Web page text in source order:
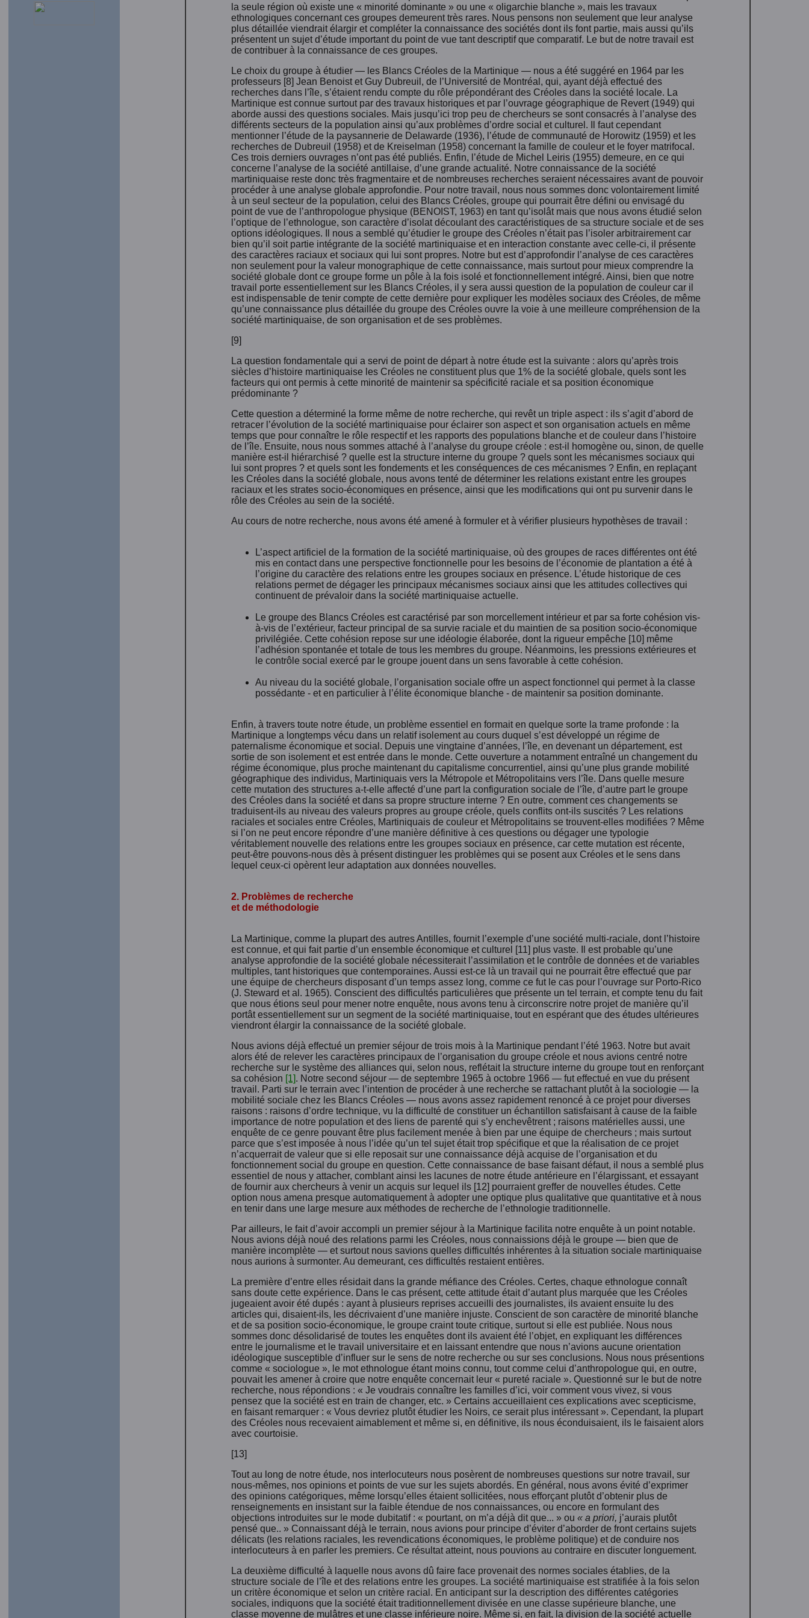
la seule région où existe une « minorité dominante » ou une « oligarchie blanche », mais les travaux
ethnologiques concernant ces groupes demeurent très rares. Nous pensons non seulement que leur analyse
plus détaillée viendrait élargir et compléter la connaissance des sociétés dont ils font partie, mais aussi qu’ils
présentent un sujet d’étude important du point de vue tant descriptif que comparatif. Le but de notre travail est
de contribuer à la connaissance de ces groupes.
Le choix du groupe à étudier — les Blancs Créoles de la Martinique — nous a été suggéré en 1964 par les
professeurs [8] Jean Benoist et Guy Dubreuil, de l’Université de Montréal, qui, ayant déjà effectué des
recherches dans l’île, s’étaient rendu compte du rôle prépondérant des Créoles dans la société locale. La
Martinique est connue surtout par des travaux historiques et par l’ouvrage géographique de Revert (1949) qui
aborde aussi des questions sociales. Mais jusqu’ici trop peu de chercheurs se sont consacrés à l’analyse des
différents secteurs de la population ainsi qu’aux problèmes d’ordre social et culturel. Il faut cependant
mentionner l’étude de la paysannerie de Delawarde (1936), l’étude de communauté de Horowitz (1959) et les
recherches de Dubreuil (1958) et de Kreiselman (1958) concernant la famille de couleur et le foyer matrifocal.
Ces trois derniers ouvrages n’ont pas été publiés. Enfin, l’étude de Michel Leiris (1955) demeure, en ce qui
concerne l’analyse de la société antillaise, d’une grande actualité. Notre connaissance de la société
martiniquaise reste donc très fragmentaire et de nombreuses recherches seraient nécessaires avant de pouvoir
procéder à une analyse globale approfondie. Pour notre travail, nous nous sommes donc volontairement limité
à un seul secteur de la population, celui des Blancs Créoles, groupe qui pourrait être défini ou envisagé du
point de vue de l’anthropologue physique (BENOIST, 1963) en tant qu’isolât mais que nous avons étudié selon
l’optique de l’ethnologue, son caractère d’isolat découlant des caractéristiques de sa structure sociale et de ses
options idéologiques. Il nous a semblé qu’étudier le groupe des Créoles n’était pas l’isoler arbitrairement car
bien qu’il soit partie intégrante de la société martiniquaise et en interaction constante avec celle-ci, il présente
des caractères raciaux et sociaux qui lui sont propres. Notre but est d’approfondir l’analyse de ces caractères
non seulement pour la valeur monographique de cette connaissance, mais surtout pour mieux comprendre la
société globale dont ce groupe forme un pôle à la fois isolé et fonctionnellement intégré. Ainsi, bien que notre
travail porte essentiellement sur les Blancs Créoles, il y sera aussi question de la population de couleur car il
est indispensable de tenir compte de cette dernière pour expliquer les modèles sociaux des Créoles, de même
qu’une connaissance plus détaillée du groupe des Créoles ouvre la voie à une meilleure compréhension de la
société martiniquaise, de son organisation et de ses problèmes.
[9]
La question fondamentale qui a servi de point de départ à notre étude est la suivante : alors qu’après trois
siècles d’histoire martiniquaise les Créoles ne constituent plus que 1% de la société globale, quels sont les
facteurs qui ont permis à cette minorité de maintenir sa spécificité raciale et sa position économique
prédominante ?
Cette question a déterminé la forme même de notre recherche, qui revêt un triple aspect : ils s’agit d’abord de
retracer l’évolution de la société martiniquaise pour éclairer son aspect et son organisation actuels en même
temps que pour connaître le rôle respectif et les rapports des populations blanche et de couleur dans l’histoire
de l’île. Ensuite, nous nous sommes attaché à l’analyse du groupe créole : est-il homogène ou, sinon, de quelle
manière est-il hiérarchisé ? quelle est la structure interne du groupe ? quels sont les mécanismes sociaux qui
lui sont propres ? et quels sont les fondements et les conséquences de ces mécanismes ? Enfin, en replaçant
les Créoles dans la société globale, nous avons tenté de déterminer les relations existant entre les groupes
raciaux et les strates socio-économiques en présence, ainsi que les modifications qui ont pu survenir dans le
rôle des Créoles au sein de la société.
Au cours de notre recherche, nous avons été amené à formuler et à vérifier plusieurs hypothèses de travail :
L’aspect artificiel de la formation de la société martiniquaise, où des groupes de races différentes ont été
mis en contact dans une perspective fonctionnelle pour les besoins de l’économie de plantation a été à
l’origine du caractère des relations entre les groupes sociaux en présence. L’étude historique de ces
relations permet de dégager les principaux mécanismes sociaux ainsi que les attitudes collectives qui
continuent de prévaloir dans la société martiniquaise actuelle.
Le groupe des Blancs Créoles est caractérisé par son morcellement intérieur et par sa forte cohésion vis-
à-vis de l’extérieur, facteur principal de sa survie raciale et du maintien de sa position socio-économique
privilégiée. Cette cohésion repose sur une idéologie élaborée, dont la rigueur empêche [10] même
l’adhésion spontanée et totale de tous les membres du groupe. Néanmoins, les pressions extérieures et
le contrôle social exercé par le groupe jouent dans un sens favorable à cette cohésion.
Au niveau du la société globale, l’organisation sociale offre un aspect fonctionnel qui permet à la classe
possédante - et en particulier à l’élite économique blanche - de maintenir sa position dominante.
Enfin, à travers toute notre étude, un problème essentiel en formait en quelque sorte la trame profonde : la
Martinique a longtemps vécu dans un relatif isolement au cours duquel s’est développé un régime de
paternalisme économique et social. Depuis une vingtaine d’années, l’île, en devenant un département, est
sortie de son isolement et est entrée dans le monde. Cette ouverture a notamment entraîné un changement du
régime économique, plus proche maintenant du capitalisme concurrentiel, ainsi qu’une plus grande mobilité
géographique des individus, Martiniquais vers la Métropole et Métropolitains vers l’île. Dans quelle mesure
cette mutation des structures a-t-elle affecté d’une part la configuration sociale de l’île, d’autre part le groupe
des Créoles dans la société et dans sa propre structure interne ? En outre, comment ces changements se
traduisent-ils au niveau des valeurs propres au groupe créole, quels conflits ont-ils suscités ? Les relations
raciales et sociales entre Créoles, Martiniquais de couleur et Métropolitains se trouvent-elles modifiées ? Même
si l’on ne peut encore répondre d’une manière définitive à ces questions ou dégager une typologie
véritablement nouvelle des relations entre les groupes sociaux en présence, car cette mutation est récente,
peut-être pouvons-nous dès à présent distinguer les problèmes qui se posent aux Créoles et le sens dans
lequel ceux-ci opèrent leur adaptation aux données nouvelles.
2. Problèmes de recherche
et de méthodologie
La Martinique, comme la plupart des autres Antilles, fournit l’exemple d’une société multi-raciale, dont l’histoire
est connue, et qui fait partie d’un ensemble économique et culturel [11] plus vaste. Il est probable qu’une
analyse approfondie de la société globale nécessiterait l’assimilation et le contrôle de données et de variables
multiples, tant historiques que contemporaines. Aussi est-ce là un travail qui ne pourrait être effectué que par
une équipe de chercheurs disposant d’un temps assez long, comme ce fut le cas pour l’ouvrage sur Porto-Rico
(J. Steward et al. 1965). Conscient des difficultés particulières que présente un tel terrain, et compte tenu du fait
que nous étions seul pour mener notre enquête, nous avons tenu à circonscrire notre projet de manière qu’il
portât essentiellement sur un segment de la société martiniquaise, tout en espérant que des études ultérieures
viendront élargir la connaissance de la société globale.
Nous avions déjà effectué un premier séjour de trois mois à la Martinique pendant l’été 1963. Notre but avait
alors été de relever les caractères principaux de l’organisation du groupe créole et nous avions centré notre
recherche sur le système des alliances qui, selon nous, reflétait la structure interne du groupe tout en renforçant
sa cohésion [1]. Notre second séjour — de septembre 1965 à octobre 1966 — fut effectué en vue du présent
travail. Parti sur le terrain avec l’intention de procéder à une recherche se rattachant plutôt à la sociologie — la
mobilité sociale chez les Blancs Créoles — nous avons assez rapidement renoncé à ce projet pour diverses
raisons : raisons d’ordre technique, vu la difficulté de constituer un échantillon satisfaisant à cause de la faible
importance de notre population et des liens de parenté qui s’y enchevêtrent ; raisons matérielles aussi, une
enquête de ce genre pouvant être plus facilement menée à bien par une équipe de chercheurs ; mais surtout
parce que s’est imposée à nous l’idée qu’un tel sujet était trop spécifique et que la réalisation de ce projet
n’acquerrait de valeur que si elle reposait sur une connaissance déjà acquise de l’organisation et du
fonctionnement social du groupe en question. Cette connaissance de base faisant défaut, il nous a semblé plus
essentiel de nous y attacher, comblant ainsi les lacunes de notre étude antérieure en l’élargissant, et essayant
de fournir aux chercheurs à venir un acquis sur lequel ils [12] pourraient greffer de nouvelles études. Cette
option nous amena presque automatiquement à adopter une optique plus qualitative que quantitative et à nous
en tenir dans une large mesure aux méthodes de recherche de l’ethnologie traditionnelle.
Par ailleurs, le fait d’avoir accompli un premier séjour à la Martinique facilita notre enquête à un point notable.
Nous avions déjà noué des relations parmi les Créoles, nous connaissions déjà le groupe — bien que de
manière incomplète — et surtout nous savions quelles difficultés inhérentes à la situation sociale martiniquaise
nous aurions à surmonter. Au demeurant, ces difficultés restaient entières.
La première d’entre elles résidait dans la grande méfiance des Créoles. Certes, chaque ethnologue connaît
sans doute cette expérience. Dans le cas présent, cette attitude était d’autant plus marquée que les Créoles
jugeaient avoir été dupés : ayant à plusieurs reprises accueilli des journalistes, ils avaient ensuite lu des
articles qui, disaient-ils, les décrivaient d’une manière injuste. Conscient de son caractère de minorité blanche
et de sa position socio-économique, le groupe craint toute critique, surtout si elle est publiée. Nous nous
sommes donc désolidarisé de toutes les enquêtes dont ils avaient été l’objet, en expliquant les différences
entre le journalisme et le travail universitaire et en laissant entendre que nous n’avions aucune orientation
idéologique susceptible d’influer sur le sens de notre recherche ou sur ses conclusions. Nous nous présentions
comme « sociologue », le mot ethnologue étant moins connu, tout comme celui d’anthropologue qui, en outre,
pouvait les amener à croire que notre enquête concernait leur « pureté raciale ». Questionné sur le but de notre
recherche, nous répondions : « Je voudrais connaître les familles d’ici, voir comment vous vivez, si vous
pensez que la société est en train de changer, etc. » Certains accueillaient ces explications avec scepticisme,
en faisant remarquer : « Vous devriez plutôt étudier les Noirs, ce serait plus intéressant ». Cependant, la plupart
des Créoles nous recevaient aimablement et même si, en définitive, ils nous éconduisaient, ils le faisaient alors
avec courtoisie.
[13]
Tout au long de notre étude, nos interlocuteurs nous posèrent de nombreuses questions sur notre travail, sur
nous-mêmes, nos opinions et points de vue sur les sujets abordés. En général, nous avons évité d’exprimer
des opinions catégoriques, même lorsqu’elles étaient sollicitées, nous efforçant plutôt d’obtenir plus de
renseignements en insistant sur la faible étendue de nos connaissances, ou encore en formulant des
objections introduites sur le mode dubitatif : « pourtant, on m’a déjà dit que... » ou « a priori, j’aurais plutôt
pensé que.. » Connaissant déjà le terrain, nous avions pour principe d’éviter d’aborder de front certains sujets
délicats (les relations raciales, les revendications économiques, le problème politique) et de conduire nos
interlocuteurs à en parler les premiers. Ce résultat atteint, nous pouvions au contraire en discuter longuement.
La deuxième difficulté à laquelle nous avons dû faire face provenait des normes sociales établies, de la
structure sociale de l’île et des relations entre les groupes. La société martiniquaise est stratifiée à la fois selon
un critère économique et selon un critère racial. En anticipant sur la description des différentes catégories
sociales, indiquons que la société était traditionnellement divisée en une classe supérieure blanche, une
classe moyenne de mulâtres et une classe inférieure noire. Même si, en fait, la division de la société actuelle